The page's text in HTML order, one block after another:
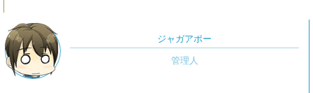
ジャガアポー